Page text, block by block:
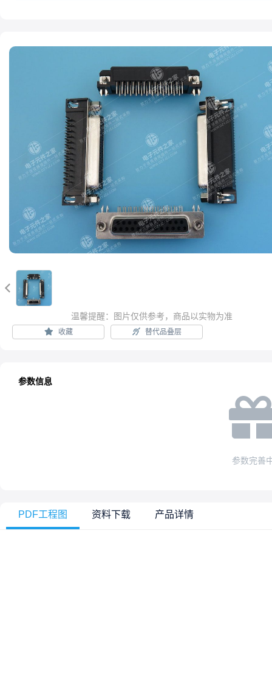

温馨提醒：图片仅供参考，商品以实物为准
收藏 替代品叠层
参数信息
参数完善
PDF工程图 资料下载 产品详情